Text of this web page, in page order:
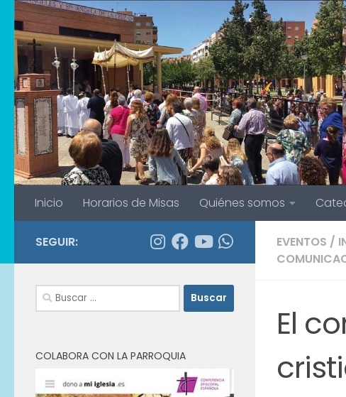
Saltar al contenido
Inicio Horarios de Misas Quiénes somos
EVENTOS /
El
SEGUIR:
Buscar:
COLABORA CON LA PARROQUIA